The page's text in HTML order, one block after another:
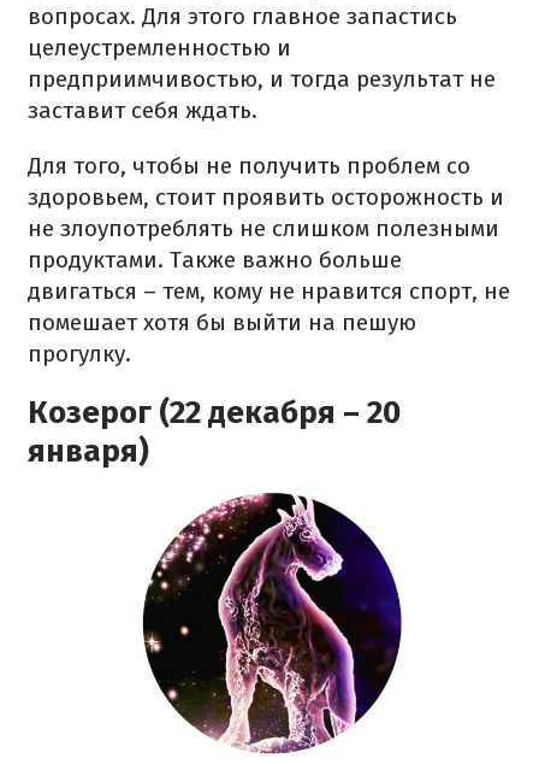
вопросах. Для этого главное запастись
целеустремленностью и
предприимчивостью, и тогда результат не
заставит себя ждать.
Для того, чтобы не получить проблем со
здоровьем, стоит проявить осторожность и
не злоупотреблять не слишком полезными
продуктами. Также важно больше
двигаться – тем, кому не нравится спорт, не
помешает хотя бы выйти на пешую
прогулку.
Козерог (22 декабря – 20
января)